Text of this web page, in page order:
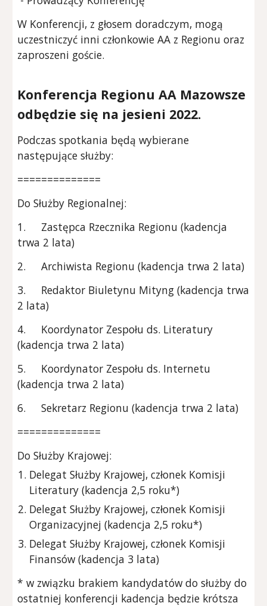
W Konferencji, z głosem doradczym, mogą
uczestniczyć inni członkowie AA z Regionu oraz
zaproszeni goście.
Konferencja Regionu AA Mazowsze
odbędzie się na jesieni 2022.
Podczas spotkania będą wybierane
następujące służby:
==============
Do Służby Regionalnej:
1.
Zastępca Rzecznika Regionu (kadencja
trwa 2 lata)
2.
Archiwista Regionu (kadencja trwa 2 lata)
3.
Redaktor Biuletynu Mityng (kadencja trwa
2 lata)
4.
Koordynator Zespołu ds. Literatury
(kadencja trwa 2 lata)
5.
Koordynator Zespołu ds. Internetu
(kadencja trwa 2 lata)
6.
Sekretarz Regionu (kadencja trwa 2 lata)
==============
Do Służby Krajowej:
Delegat Służby Krajowej, członek Komisji
Literatury (kadencja 2,5 roku*)
Delegat Służby Krajowej, członek Komisji
Organizacyjnej (kadencja 2,5 roku*)
Delegat Służby Krajowej, członek Komisji
Finansów (kadencja 3 lata)
* w związku brakiem kandydatów do służby do
ostatniej konferencji kadencja będzie krótsza